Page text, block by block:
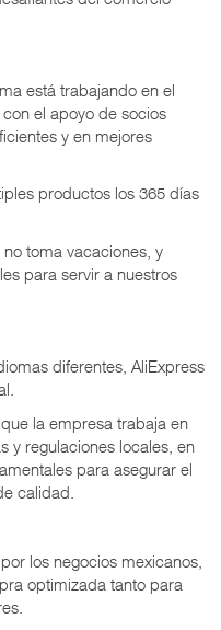
está trabajando en el
el apoyo de socios
y en mejores
productos los 365 días
toma vacaciones, y
para servir a nuestros
diferentes, AliExpress
la empresa trabaja en
y regulaciones locales, en
para asegurar el
calidad.
los negocios mexicanos,
optimizada tanto para